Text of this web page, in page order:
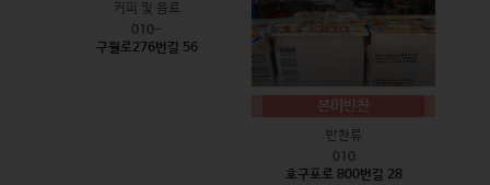
커피 및 음료
010-
구월로276번길 56
본미반찬
반찬류
010
호구포로 800번길 28